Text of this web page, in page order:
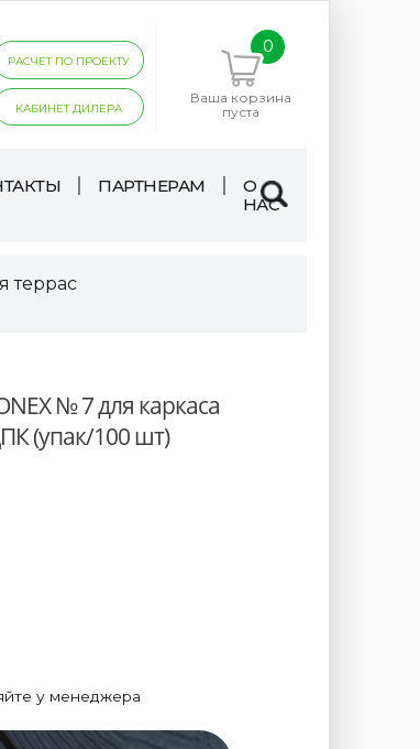
РАСЧЕТ ПО ПРОЕКТУ
КАБИНЕТ ДИЛЕРА
0
Ваша корзина
пуста
ПАРТНЕРАМ
О
НАС
террас
№ 7 для каркаса
(упак/100 шт)
у менеджера